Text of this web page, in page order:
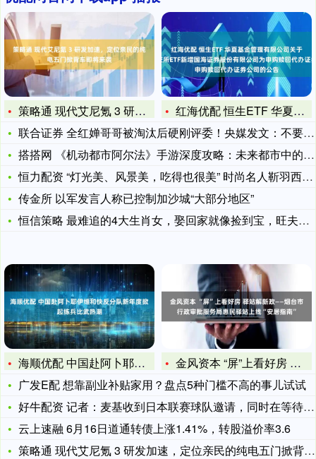
策略通 现代艾尼氪 3 研发加速，定位亲民的纯电五门掀背车即
红海优配 恒生ETF 华夏基金管理有限公司关于旗下部分深交所
联合证券 全红婵哥哥被淘汰后硬刚评委！央媒发文：不要非此即彼
搭搭网 《机动都市阿尔法》手游深度攻略：未来都市中的机甲竞速
恒力配资 “灯光美、风景美，吃得也很美” 时尚名人靳羽西用三
传金所 以军发言人称已控制加沙城“大部分地区”
恒信策略 最难追的4大生肖女，娶回家就像捡到宝，旺夫又带财，
海顺优配 中国赴阿卜耶伊维和快反分队新年度掀起练兵比武热潮
金风资本 “屏”上看好房 驿站解新政——烟台市行政审批服务局
广发E配 想靠副业补贴家用？盘点5种门槛不高的事儿试试
好牛配资 记者：麦基收到日本联赛球队邀请，同时在等待CBA球
云上速融 6月16日道通转债上涨1.41%，转股溢价率3.6
策略通 现代艾尼氪 3 研发加速，定位亲民的纯电五门掀背车即